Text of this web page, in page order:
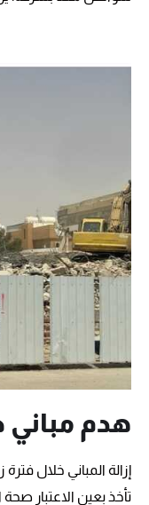
هدم مباني
إزالة المباني خلال
تأخذ بعين الاعتبار